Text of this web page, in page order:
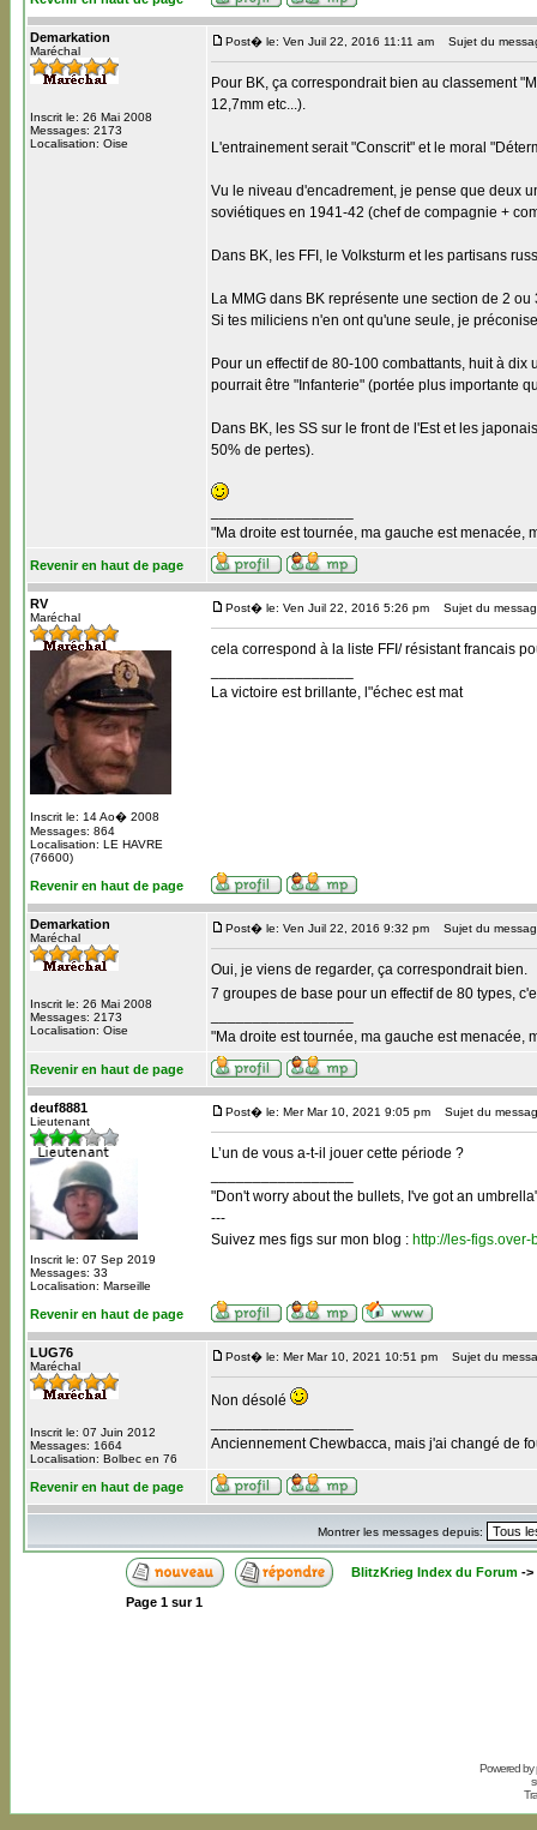
Demarkation
Maréchal
Inscrit le: 26 Mai 2008
Messages: 2173
Localisation: Oise
Post� le: Ven Juil 22, 2016 11:11 am Sujet du
Pour BK, ça correspondrait bien au classement
12,7mm etc...).
L'entrainement serait "Conscrit" et le moral
Vu le niveau d'encadrement, je pense que deux
soviétiques en 1941-42 (chef de compagnie +
Dans BK, les FFI, le Volksturm et les partisans
La MMG dans BK représente une section de 2 ou
Si tes miliciens n'en ont qu'une seule, je
Pour un effectif de 80-100 combattants, huit à
pourrait être "Infanterie" (portée plus importante
Dans BK, les SS sur le front de l'Est et les
50% de pertes).
"Ma droite est tournée, ma gauche est menacée,
Revenir en haut de page
RV
Maréchal
Inscrit le: 14 Ao� 2008
Messages: 864
Localisation: LE HAVRE
(76600)
Post� le: Ven Juil 22, 2016 5:26 pm Sujet du
cela correspond à la liste FFI/ résistant francais
La victoire est brillante, l"échec est mat
Revenir en haut de page
Demarkation
Maréchal
Inscrit le: 26 Mai 2008
Messages: 2173
Localisation: Oise
Post� le: Ven Juil 22, 2016 9:32 pm Sujet du
Oui, je viens de regarder, ça correspondrait bien.
7 groupes de base pour un effectif de 80 types,
"Ma droite est tournée, ma gauche est menacée,
Revenir en haut de page
deuf8881
Lieutenant
Inscrit le: 07 Sep 2019
Messages: 33
Localisation: Marseille
Post� le: Mer Mar 10, 2021 9:05 pm Sujet du
L’un de vous a-t-il jouer cette période ?
"Don't worry about the bullets, I've got an
---
Suivez mes figs sur mon blog : http://les-figs.over-
Revenir en haut de page
LUG76
Maréchal
Inscrit le: 07 Juin 2012
Messages: 1664
Localisation: Bolbec en 76
Post� le: Mer Mar 10, 2021 10:51 pm Sujet du
Non désolé
Anciennement Chewbacca, mais j'ai changé de
Revenir en haut de page
Montrer les messages depuis:
BlitzKrieg Index du Forum->
Page 1sur1
Powered by